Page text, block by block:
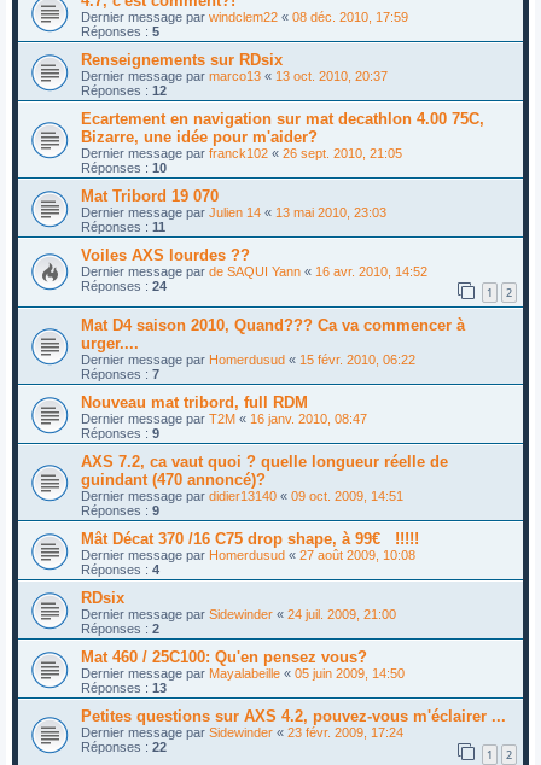
Dernier message par windclem22 « 08 déc. 2010, 17:59
Réponses : 5
Renseignements sur RDsix
Dernier message par marco13 « 13 oct. 2010, 20:37
Réponses : 12
Ecartement en navigation sur mat decathlon 4.00 75C,
Bizarre, une idée pour m'aider?
Dernier message par franck102 « 26 sept. 2010, 21:05
Réponses : 10
Mat Tribord 19 070
Dernier message par Julien 14 « 13 mai 2010, 23:03
Réponses : 11
Voiles AXS lourdes ??
Dernier message par de SAQUI Yann « 16 avr. 2010, 14:52
Réponses : 24 1 2
Mat D4 saison 2010, Quand??? Ca va commencer à
urger....
Dernier message par Homerdusud « 15 févr. 2010, 06:22
Réponses : 7
Nouveau mat tribord, full RDM
Dernier message par T2M « 16 janv. 2010, 08:47
Réponses : 9
AXS 7.2, ca vaut quoi ? quelle longueur réelle de
guindant (470 annoncé)?
Dernier message par didier13140 « 09 oct. 2009, 14:51
Réponses : 9
Mât Décat 370 /16 C75 drop shape, à 99€ !!!!!
Dernier message par Homerdusud « 27 août 2009, 10:08
Réponses : 4
RDsix
Dernier message par Sidewinder « 24 juil. 2009, 21:00
Réponses : 2
Mat 460 / 25C100: Qu'en pensez vous?
Dernier message par Mayalabeille « 05 juin 2009, 14:50
Réponses : 13
Petites questions sur AXS 4.2, pouvez-vous m'éclairer ...
Dernier message par Sidewinder « 23 févr. 2009, 17:24
Réponses : 22 1 2